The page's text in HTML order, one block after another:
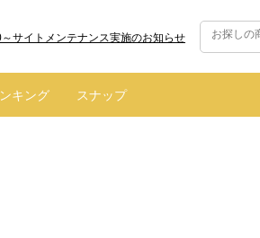
サイトメンテナンス実施のお知らせ
キング スナップ